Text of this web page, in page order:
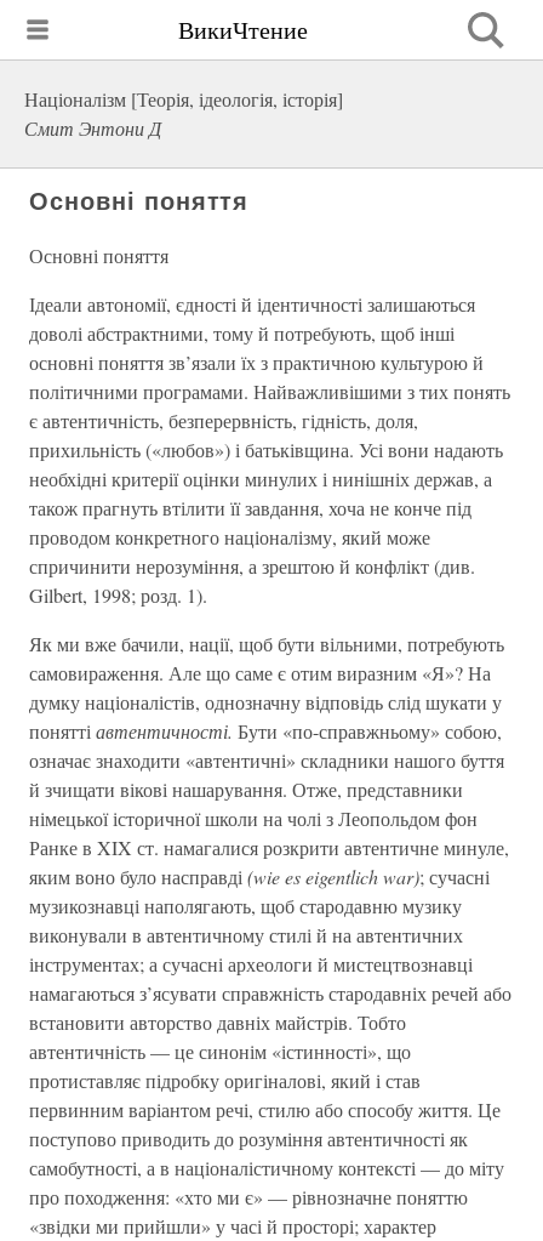
ВикиЧтение
Націоналізм [Теорія, ідеологія, історія]
Смит Энтони Д
Основні поняття
Основні поняття
Ідеали автономії, єдності й ідентичності залишаються
доволі абстрактними, тому й потребують, щоб інші
основні поняття зв’язали їх з практичною культурою й
політичними програмами. Найважливішими з тих понять
є автентичність, безперервність, гідність, доля,
прихильність («любов») і батьківщина. Усі вони надають
необхідні критерії оцінки минулих і нинішніх держав, а
також прагнуть втілити її завдання, хоча не конче під
проводом конкретного націоналізму, який може
спричинити нерозуміння, а зрештою й конфлікт (див.
Gilbert, 1998; розд. 1).
Як ми вже бачили, нації, щоб бути вільними, потребують
самовираження. Але що саме є отим виразним «Я»? На
думку націоналістів, однозначну відповідь слід шукати у
понятті автентичності. Бути «по-справжньому» собою,
означає знаходити «автентичні» складники нашого буття
й зчищати вікові нашарування. Отже, представники
німецької історичної школи на чолі з Леопольдом фон
Ранке в XIX ст. намагалися розкрити автентичне минуле,
яким воно було насправді (wie es eigentlich war); сучасні
музикознавці наполягають, щоб стародавню музику
виконували в автентичному стилі й на автентичних
інструментах; а сучасні археологи й мистецтвознавці
намагаються з’ясувати справжність стародавніх речей або
встановити авторство давніх майстрів. Тобто
автентичність — це синонім «істинності», що
протиставляє підробку оригіналові, який і став
первинним варіантом речі, стилю або способу життя. Це
поступово приводить до розуміння автентичності як
самобутності, а в націоналістичному контексті — до міту
про походження: «хто ми є» — рівнозначне поняттю
«звідки ми прийшли» у часі й просторі; характер